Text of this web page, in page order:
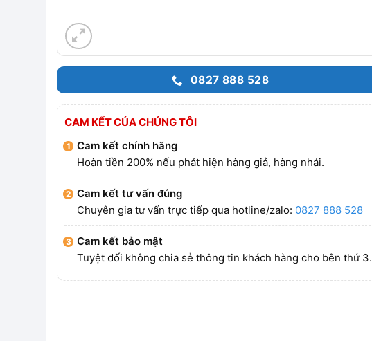
0827 888 528
CAM KẾT CỦA CHÚNG TÔI
Cam kết chính hãng
Hoàn tiền 200% nếu phát hiện hàng giả, hàng nhái.
Cam kết tư vấn đúng
Chuyên gia tư vấn trực tiếp qua hotline/zalo: 0827 888 528
Cam kết bảo mật
Tuyệt đối không chia sẻ thông tin khách hàng cho bên thứ 3.